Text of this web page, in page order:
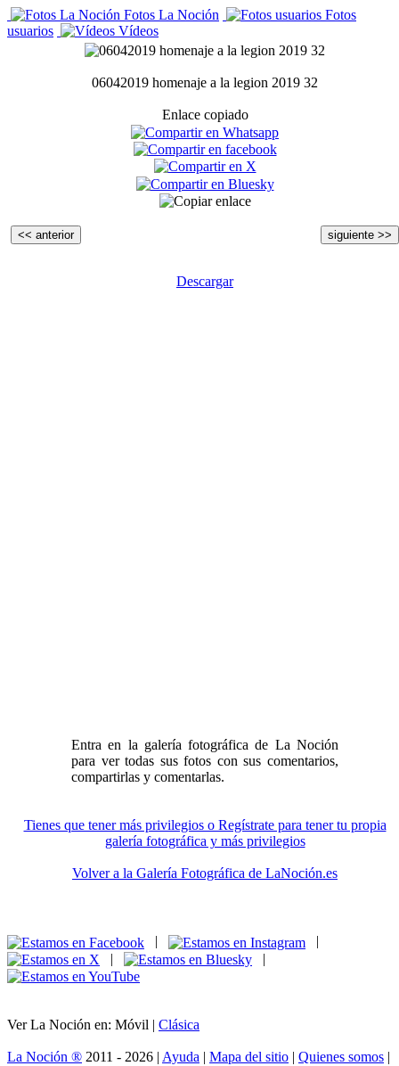
Fotos La Noción
Fotos
usuarios
Vídeos
06042019 homenaje a la legion 2019 32
Enlace copiado
<< anterior siguiente >>
Descargar
Entra en la galería fotográfica de La Noción
para ver todas sus fotos con sus comentarios,
compartirlas y comentarlas.
Tienes que tener más privilegios o Regístrate para tener tu propia
galería fotográfica y más privilegios
Volver a la Galería Fotográfica de LaNoción.es
|
|
|
|
Ver La Noción en: Móvil | Clásica
La Noción ® 2011 - 2026 | Ayuda | Mapa del sitio | Quienes somos |